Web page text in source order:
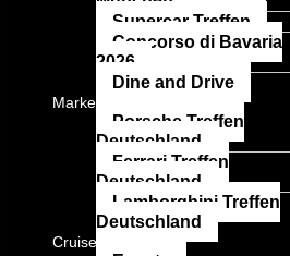
Supercar Treffen
Concorso di Bavaria
2026
Dine and Drive
Marken
Porsche Treffen
Deutschland
Ferrari Treffen
Deutschland
Lamborghini Treffen
Deutschland
Cruisefire